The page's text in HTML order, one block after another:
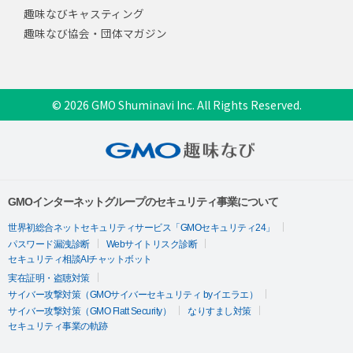
趣味なびキャスティング
趣味なび協会・団体マガジン
© 2026 GMO Shuminavi Inc. All Rights Reserved.